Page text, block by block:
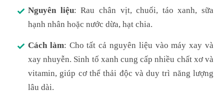
Nguyên liệu: Rau chân vịt, chuối, táo xanh, sữa
hạnh nhân hoặc nước dừa, hạt chia.
Cách làm: Cho tất cả nguyên liệu vào máy xay và
xay nhuyễn. Sinh tố xanh cung cấp nhiều chất xơ và
vitamin, giúp cơ thể thải độc và duy trì năng lượng
lâu dài.